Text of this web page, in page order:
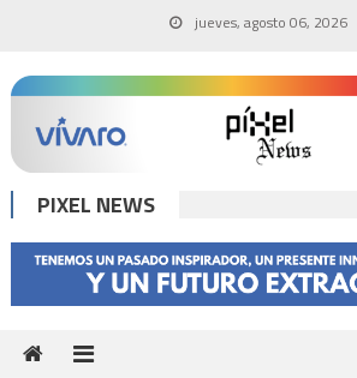
content
jueves, agosto 06, 2026
PIXEL NEWS